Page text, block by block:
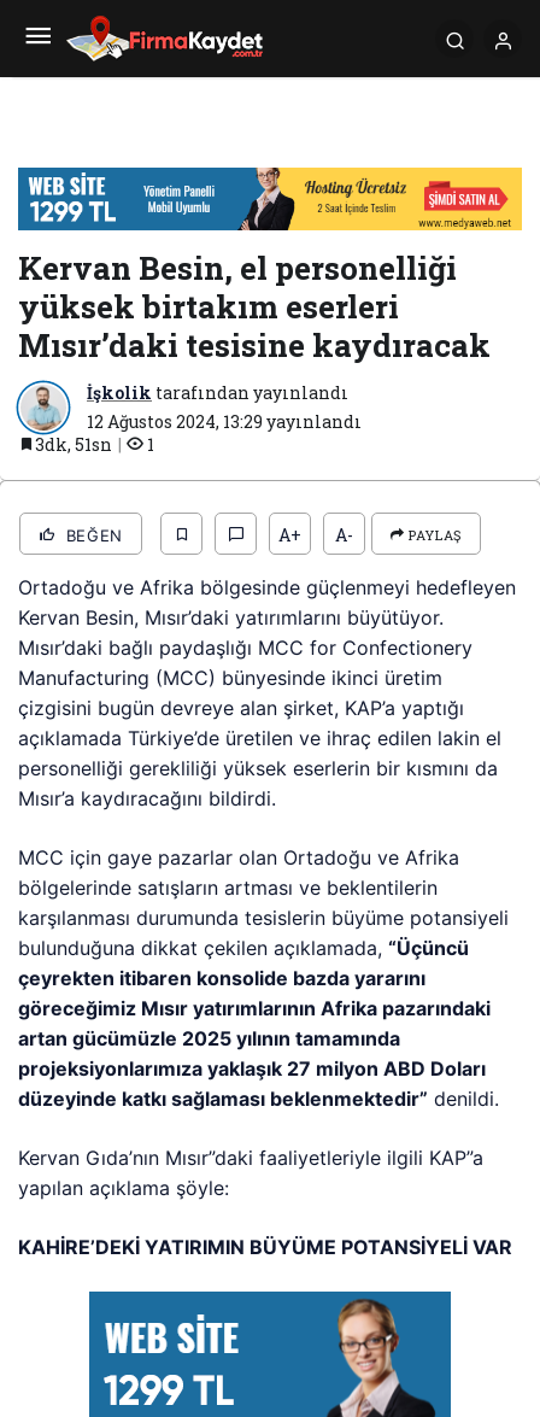
Kervan Besin, el personelliği
yüksek birtakım eserleri
Mısır’daki tesisine kaydıracak
İşkolik tarafından yayınlandı
12 Ağustos 2024, 13:29 yayınlandı
3dk, 51sn
1
BEĞEN A+ A- PAYLAŞ
Ortadoğu ve Afrika bölgesinde güçlenmeyi hedefleyen
Kervan Besin, Mısır’daki yatırımlarını büyütüyor.
Mısır’daki bağlı paydaşlığı MCC for Confectionery
Manufacturing (MCC) bünyesinde ikinci üretim
çizgisini bugün devreye alan şirket, KAP’a yaptığı
açıklamada Türkiye’de üretilen ve ihraç edilen lakin el
personelliği gerekliliği yüksek eserlerin bir kısmını da
Mısır’a kaydıracağını bildirdi.
MCC için gaye pazarlar olan Ortadoğu ve Afrika
bölgelerinde satışların artması ve beklentilerin
karşılanması durumunda tesislerin büyüme potansiyeli
bulunduğuna dikkat çekilen açıklamada,“Üçüncü
çeyrekten itibaren konsolide bazda yararını
göreceğimiz Mısır yatırımlarının Afrika pazarındaki
artan gücümüzle 2025 yılının tamamında
projeksiyonlarımıza yaklaşık 27 milyon ABD Doları
düzeyinde katkı sağlaması beklenmektedir” denildi.
Kervan Gıda’nın Mısır”daki faaliyetleriyle ilgili KAP”a
yapılan açıklama şöyle:
KAHİRE’DEKİ YATIRIMIN BÜYÜME POTANSİYELİ VAR